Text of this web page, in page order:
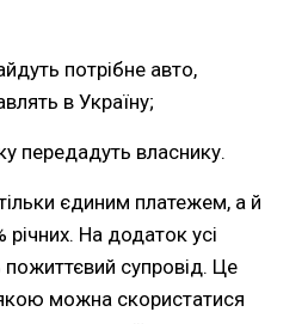
потрібне авто,
в Україну;
передадуть власнику.
єдиним платежем, а й
річних. На додаток усі
супровід. Це
можна скористатися